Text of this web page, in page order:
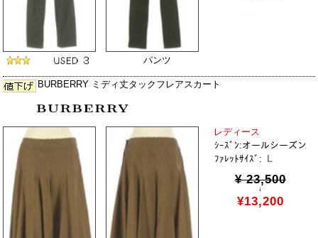
パンツ
BURBERRY ミディ丈タックフレアスカート
レディース
ｼｰｽﾞﾝ:オールシーズン
ﾌｧﾚｯﾄｻｲｽﾞ: L
¥ 23,500
↓
¥13,200